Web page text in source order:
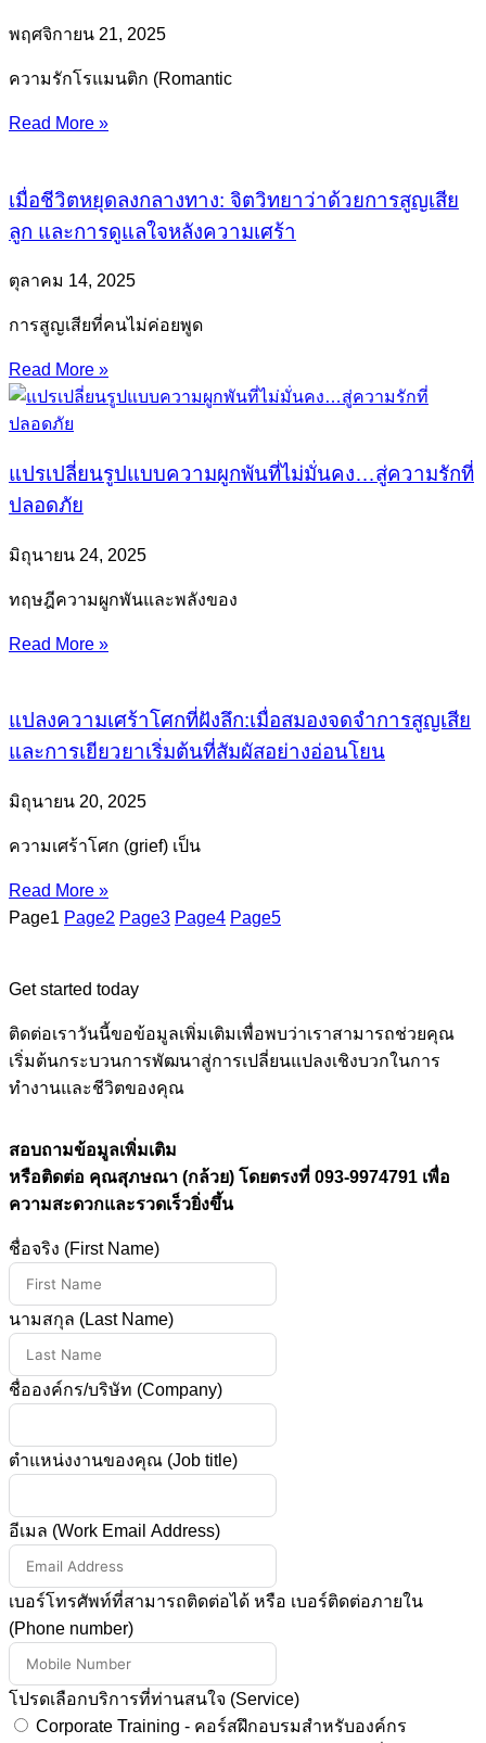
พฤศจิกายน 21, 2025
ความรักโรแมนติก (Romantic
Read More »
เมื่อชีวิตหยุดลงกลางทาง: จิตวิทยาว่าด้วยการสูญเสีย
ลูก และการดูแลใจหลังความเศร้า
ตุลาคม 14, 2025
การสูญเสียที่คนไม่ค่อยพูด
Read More »
แปรเปลี่ยนรูปแบบความผูกพันที่ไม่มั่นคง…สู่ความรักที่
ปลอดภัย
มิถุนายน 24, 2025
ทฤษฎีความผูกพันและพลังของ
Read More »
แปลงความเศร้าโศกที่ฝังลึก:เมื่อสมองจดจำการสูญเสีย
และการเยียวยาเริ่มต้นที่สัมผัสอย่างอ่อนโยน
มิถุนายน 20, 2025
ความเศร้าโศก (grief) เป็น
Read More »
Page1 Page2 Page3 Page4 Page5
Get started today
ติดต่อเราวันนี้ขอข้อมูลเพิ่มเติมเพื่อพบว่าเราสามารถช่วยคุณ
เริ่มต้นกระบวนการพัฒนาสู่การเปลี่ยนแปลงเชิงบวกในการ
ทำงานและชีวิตของคุณ
สอบถามข้อมูลเพิ่มเติม
หรือติดต่อ คุณสุภษณา (กล้วย) โดยตรงที่ 093-9974791 เพื่อ
ความสะดวกและรวดเร็วยิ่งขึ้น
ชื่อจริง (First Name)
นามสกุล (Last Name)
ชื่อองค์กร/บริษัท (Company)
ตำแหน่งงานของคุณ (Job title)
อีเมล (Work Email Address)
เบอร์โทรศัพท์ที่สามารถติดต่อได้ หรือ เบอร์ติดต่อภายใน
(Phone number)
โปรดเลือกบริการที่ท่านสนใจ (Service)
Corporate Training - คอร์สฝึกอบรมสำหรับองค์กร